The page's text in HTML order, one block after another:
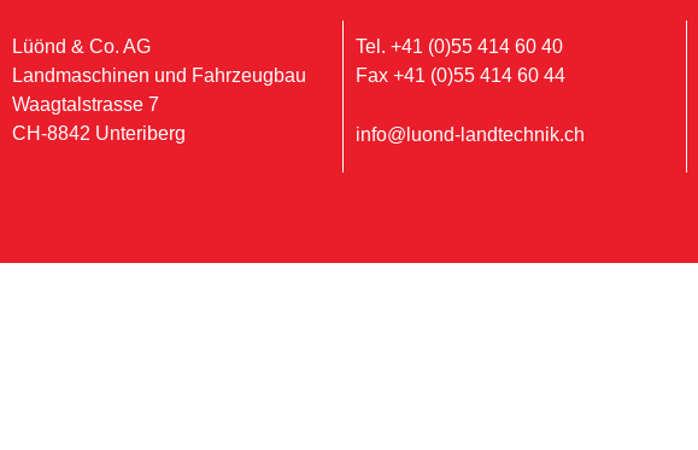
Lüönd & Co. AG
Landmaschinen und Fahrzeugbau
Waagtalstrasse 7
CH-8842 Unteriberg
Tel. +41 (0)55 414 60 40
Fax +41 (0)55 414 60 44
info@luond-landtechnik.ch